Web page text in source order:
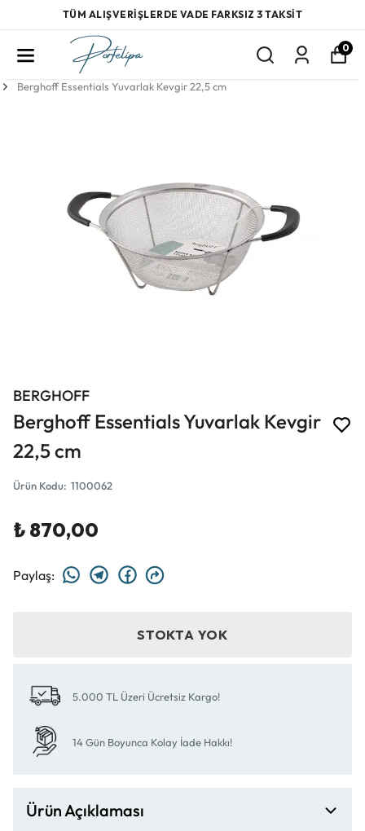
TÜM ALIŞVERİŞLERDE VADE FARKSIZ 3 TAKSİT
0
Berghoff Essentials Yuvarlak Kevgir 22,5 cm
BERGHOFF
Berghoff Essentials Yuvarlak Kevgir
22,5 cm
Ürün Kodu: 1100062
₺ 870,00
Paylaş:
STOKTA YOK
5.000 TL Üzeri Ücretsiz Kargo!
14 Gün Boyunca Kolay İade Hakkı!
Ürün Açıklaması